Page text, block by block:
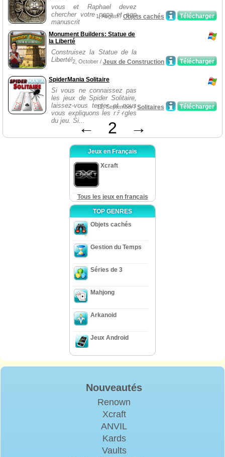
vous et Raphael devez
chercher votre papa et son
manuscrit
Télécharger
1, August / Objets cachés
Monument Builders: Statue de
la Liberté
Construisez la Statue de la
Liberté!
Télécharger
2, October / Jeux de Construction
SpiderMania Solitaire
Si vous ne connaissez pas
les jeux de Spider Solitaire,
laissez-vous tenter et nous
vous expliquons les rﾃｨgles
du jeu. Si...
Télécharger
12, September /Solitaires
← 2 →
Jeux en Français
Xcraft
Tous les jeux en français
TOP GENRES
Objets cachés
Gestion du Temps
Séries de 3
Mahjong
Arkanoid
Jeux Android
Nouveautés
Renown
Xcraft
ANVIL
Kards
Vaults